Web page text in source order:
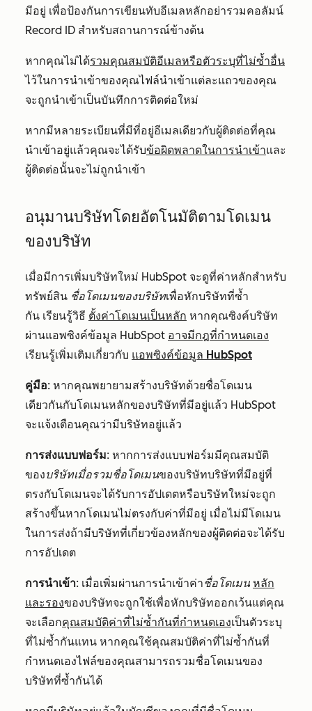
มีอยู่ เพื่อป้องกันการเขียนทับอีเมลหลักอย่ารวมคอลัมน์
Record ID สำหรับสถานการณ์ข้างต้น
หากคุณไม่ได้รวมคุณสมบัติอีเมลหรือตัวระบุที่ไม่ซ้ำอื่น
ไว้ในการนำเข้าของคุณไฟล์นำเข้าแต่ละแถวของคุณ
จะถูกนำเข้าเป็นบันทึกการติดต่อใหม่
หากมีหลายระเบียนที่มีที่อยู่อีเมลเดียวกับผู้ติดต่อที่คุณ
นำเข้าอยู่แล้วคุณจะได้รับข้อผิดพลาดในการนำเข้าและ
ผู้ติดต่อนั้นจะไม่ถูกนำเข้า
อนุมานบริษัทโดยอัตโนมัติตามโดเมน
ของบริษัท
เมื่อมีการเพิ่มบริษัทใหม่ HubSpot จะดูที่ค่าหลักสำหรับ
ทรัพย์สิน ชื่อโดเมนของบริษัทเพื่อหักบริษัทที่ซ้ำ
กัน เรียนรู้วิธี ตั้งค่าโดเมนเป็นหลัก หากคุณซิงค์บริษัท
ผ่านแอพซิงค์ข้อมูล HubSpot อาจมีกฎที่กำหนดเอง
เรียนรู้เพิ่มเติมเกี่ยวกับ แอพซิงค์ข้อมูล HubSpot
คู่มือ: หากคุณพยายามสร้างบริษัทด้วยชื่อโดเมน
เดียวกันกับโดเมนหลักของบริษัทที่มีอยู่แล้ว HubSpot
จะแจ้งเตือนคุณว่ามีบริษัทอยู่แล้ว
การส่งแบบฟอร์ม: หากการส่งแบบฟอร์มมีคุณสมบัติ
ของบริษัทเมื่อรวมชื่อโดเมนของบริษัทบริษัทที่มีอยู่ที่
ตรงกับโดเมนจะได้รับการอัปเดตหรือบริษัทใหม่จะถูก
สร้างขึ้นหากโดเมนไม่ตรงกับค่าที่มีอยู่ เมื่อไม่มีโดเมน
ในการส่งถ้ามีบริษัทที่เกี่ยวข้องหลักของผู้ติดต่อจะได้รับ
การอัปเดต
การนำเข้า: เมื่อเพิ่มผ่านการนำเข้าค่าชื่อโดเมน หลัก
และรองของบริษัทจะถูกใช้เพื่อหักบริษัทออกเว้นแต่คุณ
จะเลือกคุณสมบัติค่าที่ไม่ซ้ำกันที่กำหนดเองเป็นตัวระบุ
ที่ไม่ซ้ำกันแทน หากคุณใช้คุณสมบัติค่าที่ไม่ซ้ำกันที่
กำหนดเองไฟล์ของคุณสามารถรวมชื่อโดเมนของ
บริษัทที่ซ้ำกันได้